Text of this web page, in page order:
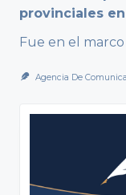
provinciales
Fue en el marco
Agencia De